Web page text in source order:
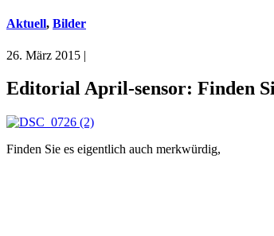
Aktuell, Bilder
26. März 2015 |
Editorial April-sensor: Finden
Finden Sie es eigentlich auch merkwürdig,